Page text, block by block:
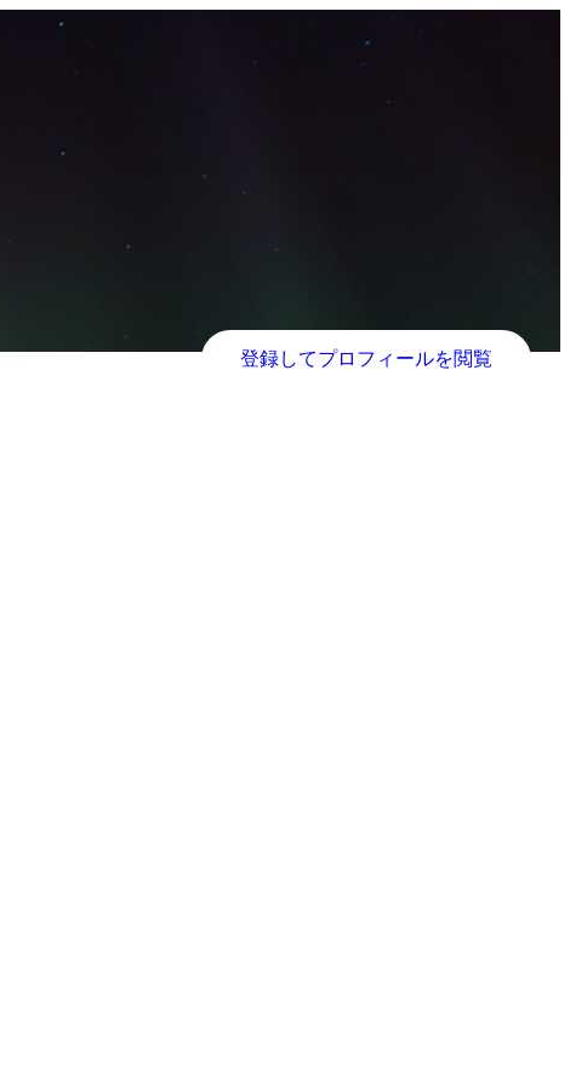
登録してプロフィールを閲覧